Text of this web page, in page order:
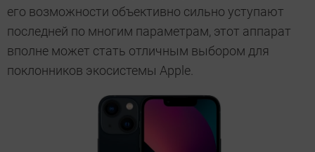
его возможности объективно сильно уступают
последней по многим параметрам, этот аппарат
вполне может стать отличным выбором для
поклонников экосистемы Apple.